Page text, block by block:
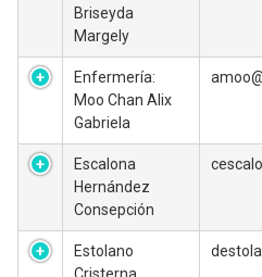
Briseyda
Margely
Enfermería:
Moo Chan Alix
Gabriela
Escalona
Hernández
Consepción
Estolano